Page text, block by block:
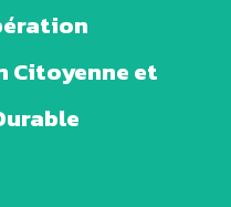
Citoyenne et